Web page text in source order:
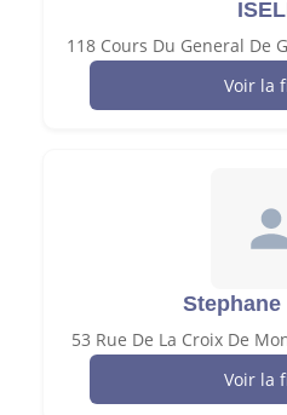
118 Cours Du General De
Voir la
Stephane
53 Rue De La Croix De
Voir la